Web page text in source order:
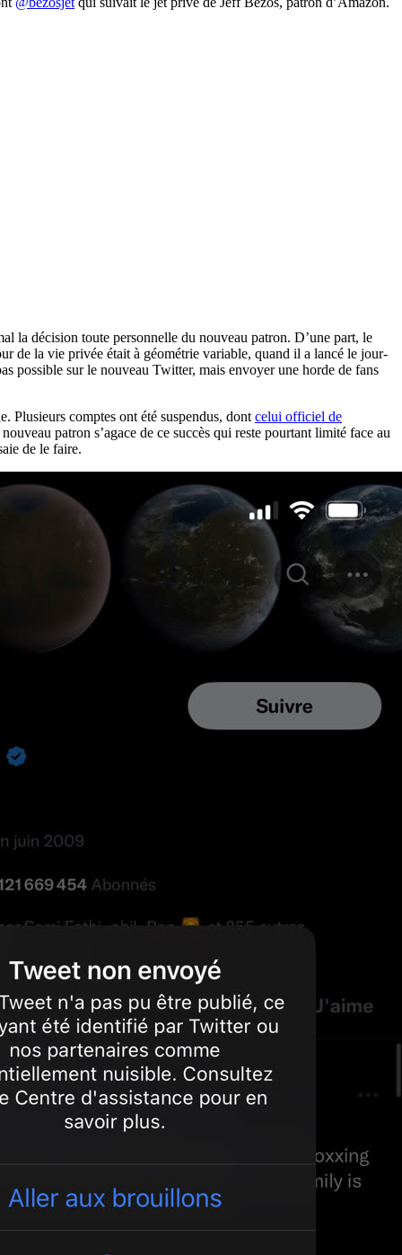
la décision toute personnelle du nouveau patron. D’une part, le
de la vie privée était à géométrie variable, quand il a lancé le jour-
possible sur le nouveau Twitter, mais envoyer une horde de fans
Plusieurs comptes ont été suspendus, dont celui officiel de
patron s’agace de ce succès qui reste pourtant limité face au
de le faire.